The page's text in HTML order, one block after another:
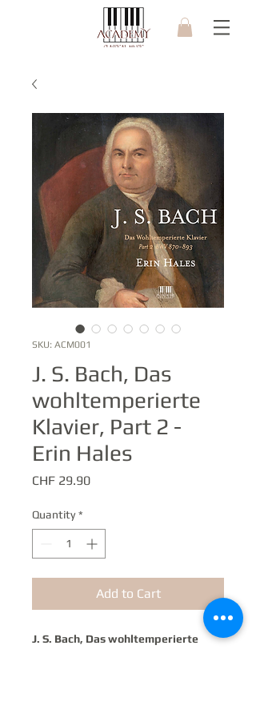
SKU: ACM001
J. S. Bach, Das
wohltemperierte
Klavier, Part 2 -
Erin Hales
CHF 29.90Price
Quantity *
Add to Cart
J. S. Bach, Das wohltemperierte